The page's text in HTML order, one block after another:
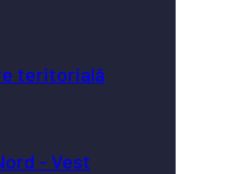
teritorială
- Vest